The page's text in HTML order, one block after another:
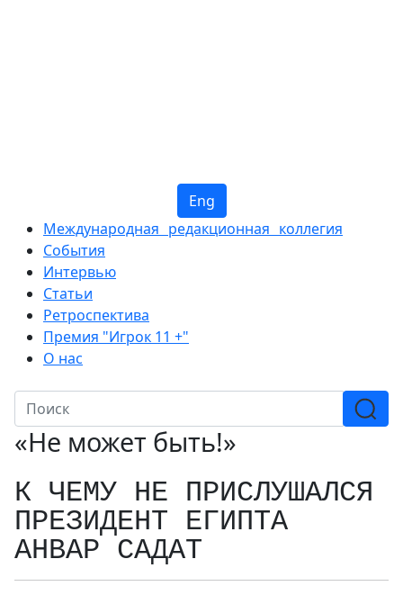
Eng
Международная редакционная коллегия
События
Интервью
Статьи
Ретроспектива
Премия "Игрок 11 +"
О нас
«Не может быть!»
К ЧЕМУ НЕ ПРИСЛУШАЛСЯ
ПРЕЗИДЕНТ ЕГИПТА
АНВАР САДАТ